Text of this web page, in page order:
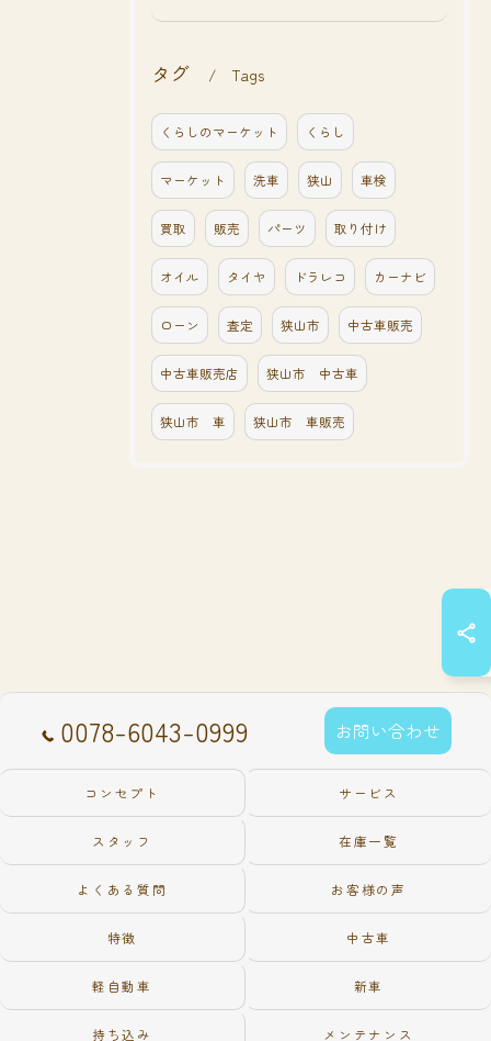
タグ Tags
くらしのマーケット くらし
マーケット 洗車 狭山 車検
買取 販売 パーツ 取り付け
オイル タイヤ ドラレコ カーナビ
ローン 査定 狭山市 中古車販売
中古車販売店 狭山市 中古車
狭山市 車 狭山市 車販売
0078-6043-0999 お問い合わせ
コンセプト サービス
スタッフ 在庫一覧
よくある質問 お客様の声
特徴 中古車
軽自動車 新車
持ち込み メンテナンス